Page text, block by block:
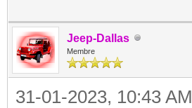
Jeep-Dallas
Membre
31-01-2023, 10:43 AM